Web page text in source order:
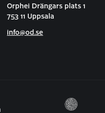
Orphei Drängars plats 1
753 11 Uppsala
info@od.se